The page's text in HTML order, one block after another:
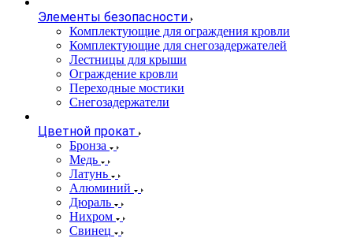
Элементы безопасности
Комплектующие для ограждения кровли
Комплектующие для снегозадержателей
Лестницы для крыши
Ограждение кровли
Переходные мостики
Снегозадержатели
Цветной прокат
Бронза
Медь
Латунь
Алюминий
Дюраль
Нихром
Свинец